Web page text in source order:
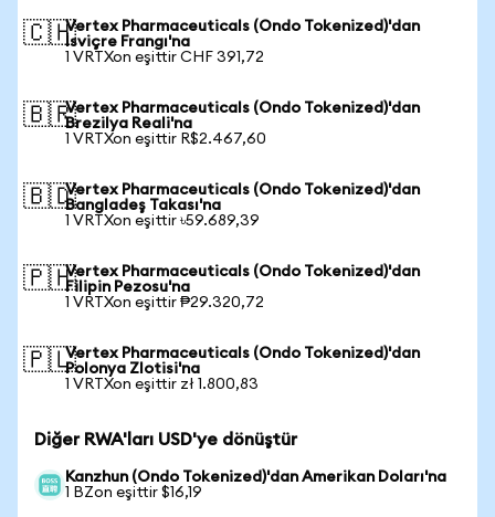
🇨🇭Vertex Pharmaceuticals (Ondo Tokenized)'dan
İsviçre Frangı'na
1 VRTXon eşittir CHF 391,72
🇧🇷Vertex Pharmaceuticals (Ondo Tokenized)'dan
Brezilya Reali'na
1 VRTXon eşittir R$2.467,60
🇧🇩Vertex Pharmaceuticals (Ondo Tokenized)'dan
Bangladeş Takası'na
1 VRTXon eşittir ৳59.689,39
🇵🇭Vertex Pharmaceuticals (Ondo Tokenized)'dan
Filipin Pezosu'na
1 VRTXon eşittir ₱29.320,72
🇵🇱Vertex Pharmaceuticals (Ondo Tokenized)'dan
Polonya Zlotisi'na
1 VRTXon eşittir zł 1.800,83
Diğer RWA'ları USD'ye dönüştür
Kanzhun (Ondo Tokenized)'dan Amerikan Doları'na
1 BZon eşittir $16,19